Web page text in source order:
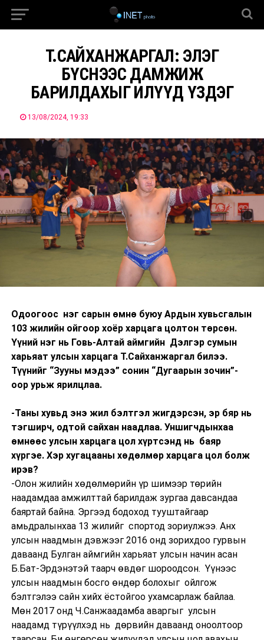
Т.САЙХАНЖАРГАЛ: ЭЛЭГ
БҮСНЭЭС ДАМЖИЖ
БАРИЛДАХЫГ ИЛҮҮД ҮЗДЭГ
13/08/2024, 19:33
Одоогоос нэг сарын өмнө буюу Ардын хувьсгалын
103 жилийн ойгоор хоёр харцага цолтон төрсөн.
Үүний нэг нь Говь-Алтай аймгийн Дэлгэр сумын
харьяат улсын харцага Т.Сайханжаргал билээ.
Түүнийг “Зууны мэдээ” сонин “Дугаарын зочин”-
оор урьж ярилцлаа.
-Таны хувьд энэ жил бэлтгэл жигдэрсэн, эр бяр нь
тэгширч, одтой сайхан наадлаа. Уншигчдынхаа
өмнөөс улсын харцага цол хүртсэнд нь баяр
хүргэе. Хэр хугацааны хөдөлмөр харцага цол болж
ирэв?
-Олон жилийн хөдөлмөрийн үр шимээр төрийн
наадамдаа амжилттай барилдаж зургаа давсандаа
баяртай байна. Эргээд бодоход тууштайгаар
амьдралынхаа 13 жилийг спортод зориулжээ. Анх
улсын наадмын дэвжээг 2016 онд зорихдоо гурвын
даваанд Булган аймгийн харьяат улсын начин асан
Б.Бат-Эрдэнэтэй таарч өвдөг шороодсон. Үүнээс
улсын наадмын босго өндөр болохыг ойлгож
бэлтгэлээ сайн хийх ёстойгоо ухамсарлаж байлаа.
Мөн 2017 онд Ч.Санжаадамба аваргыг улсын
наадамд түрүүлхэд нь дөрвийн даваанд оноолтоор